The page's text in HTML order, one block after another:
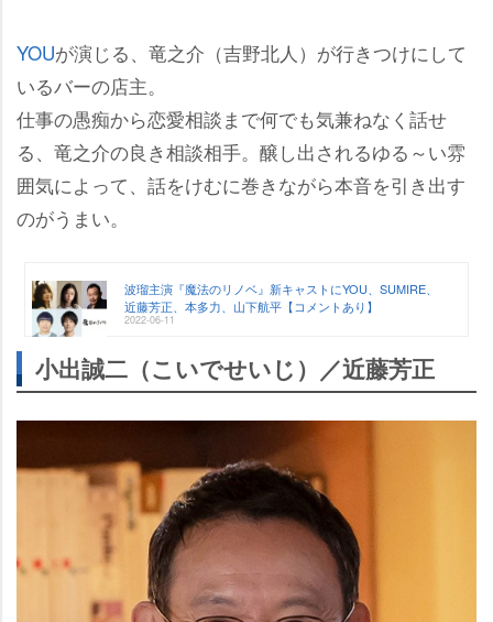
YOUが演じる、竜之介（吉野北人）が行きつけにして
いるバーの店主。
仕事の愚痴から恋愛相談まで何でも気兼ねなく話せ
る、竜之介の良き相談相手。醸し出されるゆる～い雰
囲気によって、話をけむに巻きながら本音を引き出す
のがうまい。
波瑠主演『魔法のリノベ』新キャストにYOU、SUMIRE、
近藤芳正、本多力、山下航平【コメントあり】
2022-06-11
小出誠二（こいでせいじ）／近藤芳正